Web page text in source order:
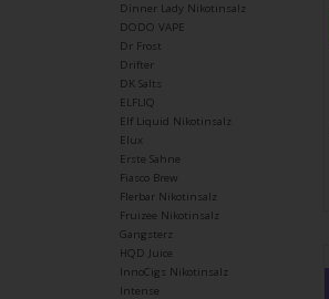
Dinner Lady Nikotinsalz
DODO VAPE
Dr Frost
Drifter
DK Salts
ELFLIQ
Elf Liquid Nikotinsalz
Elux
Erste Sahne
Fiasco Brew
Flerbar Nikotinsalz
Fruizee Nikotinsalz
Gangsterz
HQD Juice
InnoCigs Nikotinsalz
Intense